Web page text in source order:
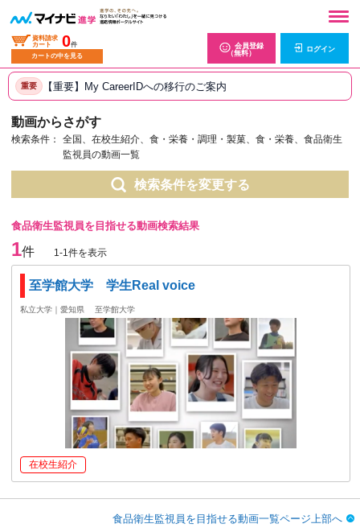
資料請求
カート
0件
カートの中を見る
会員登録
（無料）
ログイン
重要 【重要】My CareerIDへの移行のご案内
動画からさがす
検索条件：
全国、在校生紹介、食・栄養・調理・製菓、食・栄養、食品衛生
監視員の動画一覧
検索条件を変更する
食品衛生監視員を目指せる動画検索結果
1件 1-1件を表示
至学館大学 学生Real voice
私立大学｜愛知県 至学館大学
在校生紹介
食品衛生監視員を目指せる動画一覧ページ上部へ